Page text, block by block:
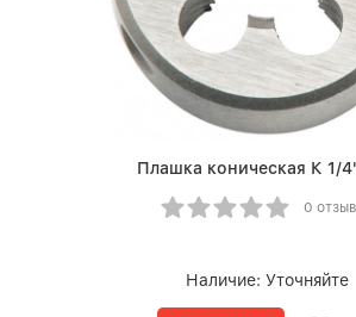
Плашка коническая К 1/
0
Наличие: Уточняйте